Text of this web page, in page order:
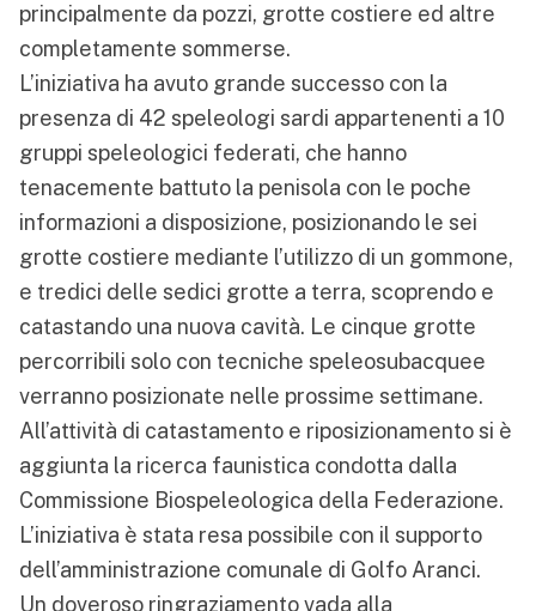
principalmente da pozzi, grotte costiere ed altre
completamente sommerse.
L’iniziativa ha avuto grande successo con la
presenza di 42 speleologi sardi appartenenti a 10
gruppi speleologici federati, che hanno
tenacemente battuto la penisola con le poche
informazioni a disposizione, posizionando le sei
grotte costiere mediante l’utilizzo di un gommone,
e tredici delle sedici grotte a terra, scoprendo e
catastando una nuova cavità. Le cinque grotte
percorribili solo con tecniche speleosubacquee
verranno posizionate nelle prossime settimane.
All’attività di catastamento e riposizionamento si è
aggiunta la ricerca faunistica condotta dalla
Commissione Biospeleologica della Federazione.
L’iniziativa è stata resa possibile con il supporto
dell’amministrazione comunale di Golfo Aranci.
Un doveroso ringraziamento vada alla